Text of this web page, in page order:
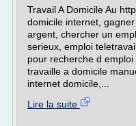
Travail A Domicile Au
domicile internet,
argent, chercher un
serieux, emploi
pour recherche d
travaille a domicile
internet domicile,...
Lire la suite